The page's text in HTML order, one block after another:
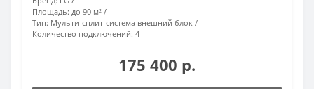
Площадь: до 90 м²
Тип: Мульти-сплит-система внешний блок
Количество подключений: 4
175 400 р.